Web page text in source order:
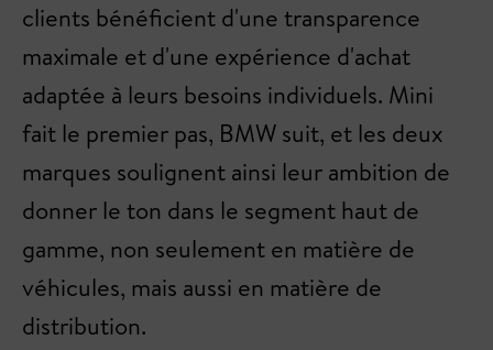
clients bénéficient d'une transparence
maximale et d'une expérience d'achat
adaptée à leurs besoins individuels. Mini
fait le premier pas, BMW suit, et les deux
marques soulignent ainsi leur ambition de
donner le ton dans le segment haut de
gamme, non seulement en matière de
véhicules, mais aussi en matière de
distribution.